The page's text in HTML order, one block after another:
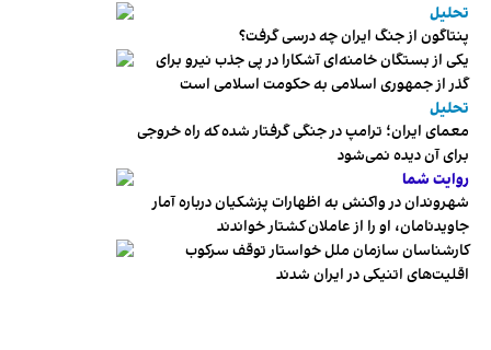
تحلیل
پنتاگون از جنگ ایران چه درسی گرفت؟
یکی از بستگان خامنه‌ای آشکارا در پی جذب نیرو برای
گذر از جمهوری اسلامی به حکومت اسلامی است
تحلیل
معمای ایران؛ ترامپ در جنگی گرفتار شده که راه خروجی
برای آن دیده نمی‌شود
روایت شما
شهروندان در واکنش به اظهارات پزشکیان درباره آمار
جاویدنامان، او را از عاملان کشتار خواندند
کارشناسان سازمان ملل خواستار توقف سرکوب
اقلیت‌های اتنیکی در ایران شدند